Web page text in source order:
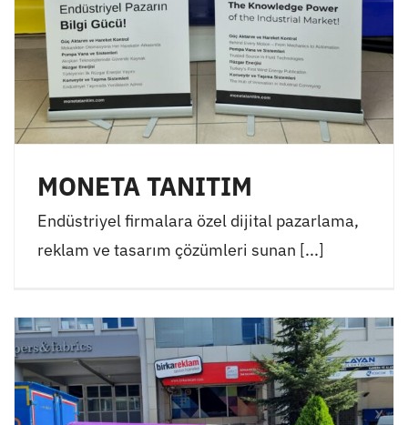
MONETA TANITIM
Endüstriyel firmalara özel dijital pazarlama,
reklam ve tasarım çözümleri sunan [...]